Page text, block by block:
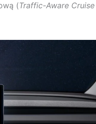
(Traffic-Aware Cruise